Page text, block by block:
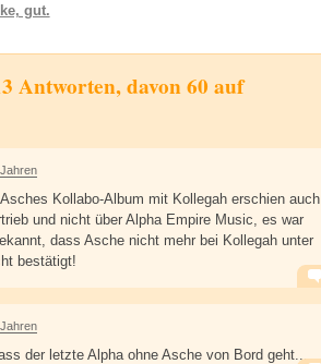
gut.
Antworten, davon 60 auf
Kollabo-Album mit Kollegah erschien auch
und nicht über Alpha Empire Music, es war
dass Asche nicht mehr bei Kollegah unter
bestätigt!
Alarm Antworten
der letzte Alpha ohne Asche von Bord geht...